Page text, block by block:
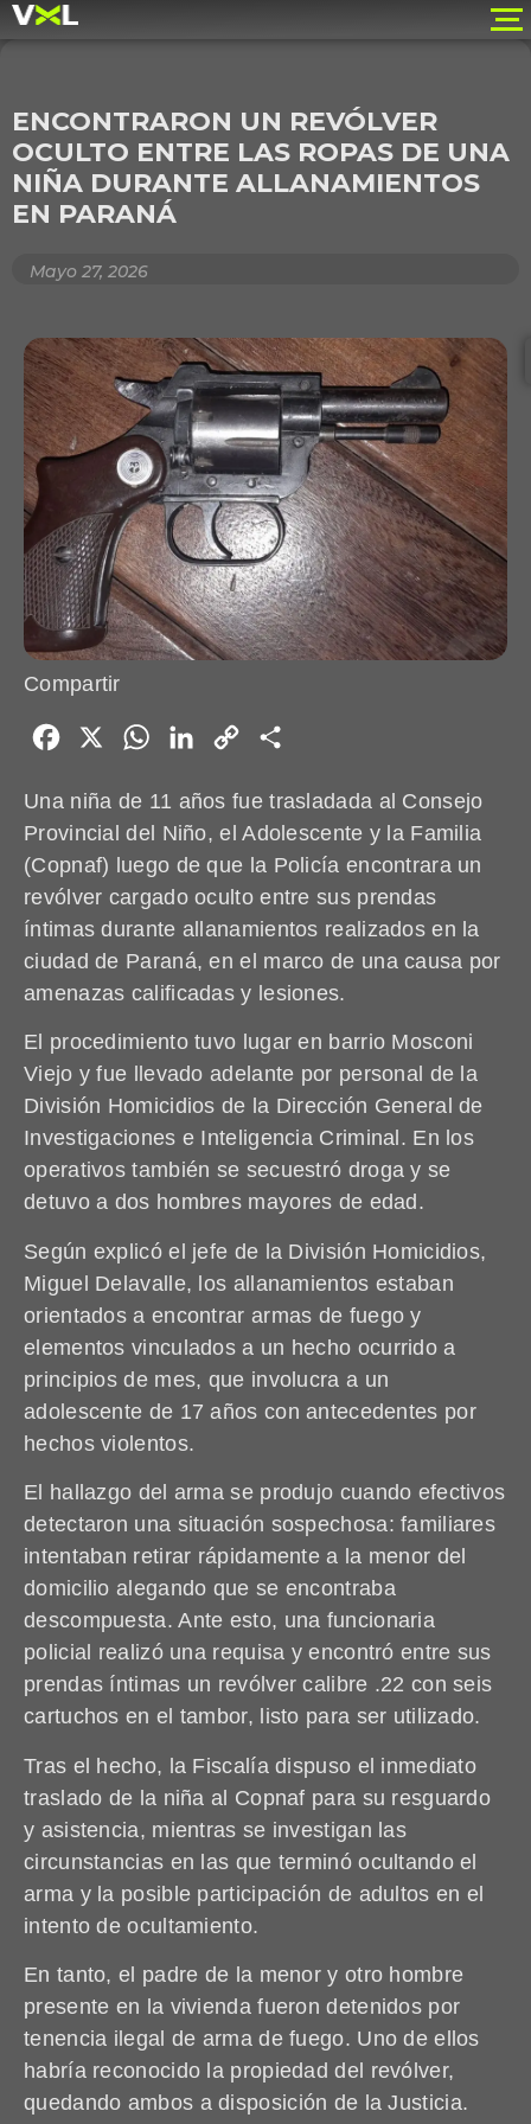
ENCONTRARON UN REVÓLVER
OCULTO ENTRE LAS ROPAS DE UNA
NIÑA DURANTE ALLANAMIENTOS
EN PARANÁ
Mayo 27, 2026
Compartir
Facebook WhatsAppLinkedIn
Copy
Una niña de 11 años fue trasladada al Consejo
Provincial del Niño, el Adolescente y la Familia
(Copnaf) luego de que la Policía encontrara un
revólver cargado oculto entre sus prendas
íntimas durante allanamientos realizados en la
ciudad de Paraná, en el marco de una causa por
amenazas calificadas y lesiones.
El procedimiento tuvo lugar en barrio Mosconi
Viejo y fue llevado adelante por personal de la
División Homicidios de la Dirección General de
Investigaciones e Inteligencia Criminal. En los
operativos también se secuestró droga y se
detuvo a dos hombres mayores de edad.
Según explicó el jefe de la División Homicidios,
Miguel Delavalle, los allanamientos estaban
orientados a encontrar armas de fuego y
elementos vinculados a un hecho ocurrido a
principios de mes, que involucra a un
adolescente de 17 años con antecedentes por
hechos violentos.
El hallazgo del arma se produjo cuando efectivos
detectaron una situación sospechosa: familiares
intentaban retirar rápidamente a la menor del
domicilio alegando que se encontraba
descompuesta. Ante esto, una funcionaria
policial realizó una requisa y encontró entre sus
prendas íntimas un revólver calibre .22 con seis
cartuchos en el tambor, listo para ser utilizado.
Tras el hecho, la Fiscalía dispuso el inmediato
traslado de la niña al Copnaf para su resguardo
y asistencia, mientras se investigan las
circunstancias en las que terminó ocultando el
arma y la posible participación de adultos en el
intento de ocultamiento.
En tanto, el padre de la menor y otro hombre
presente en la vivienda fueron detenidos por
tenencia ilegal de arma de fuego. Uno de ellos
habría reconocido la propiedad del revólver,
quedando ambos a disposición de la Justicia.